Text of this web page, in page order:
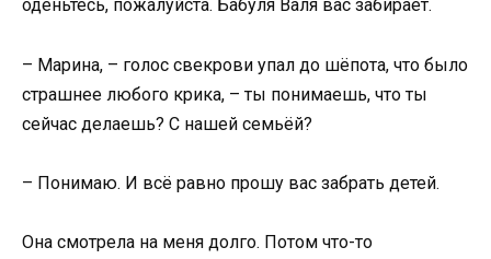
оденьтесь, пожалуйста. Бабуля Валя вас забирает.
– Марина, – голос свекрови упал до шёпота, что было
страшнее любого крика, – ты понимаешь, что ты
сейчас делаешь? С нашей семьёй?
– Понимаю. И всё равно прошу вас забрать детей.
Она смотрела на меня долго. Потом что-то